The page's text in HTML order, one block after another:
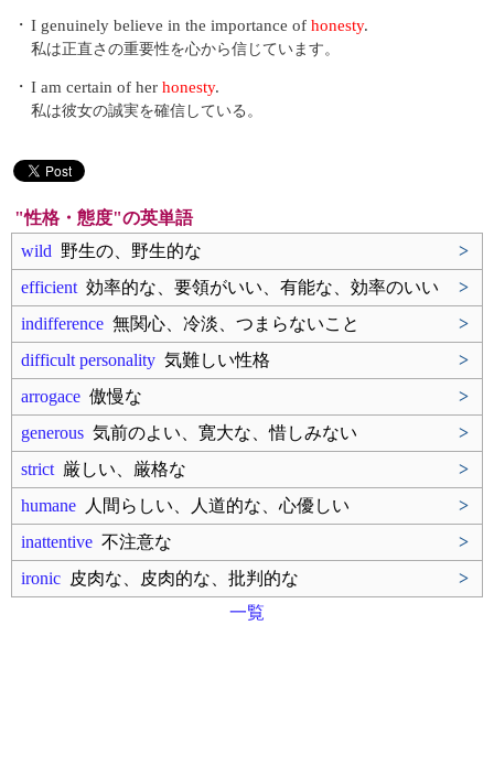
・ I genuinely believe in the importance of honesty.
私は正直さの重要性を心から信じています。
・ I am certain of her honesty.
私は彼女の誠実を確信している。
"性格・態度"の英単語
wild 野生の、野生的な
>
efficient 効率的な、要領がいい、有能な、効率のいい
>
indifference 無関心、冷淡、つまらないこと
>
difficult personality 気難しい性格
>
arrogace 傲慢な
>
generous 気前のよい、寛大な、惜しみない
>
strict 厳しい、厳格な
>
humane 人間らしい、人道的な、心優しい
>
inattentive 不注意な
>
ironic 皮肉な、皮肉的な、批判的な
>
一覧